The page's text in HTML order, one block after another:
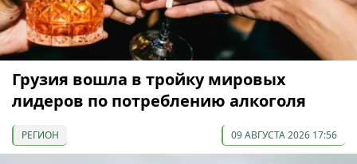
Грузия вошла в тройку мировых
лидеров по потреблению алкоголя
РЕГИОН 09 АВГУСТА 2026 17:56